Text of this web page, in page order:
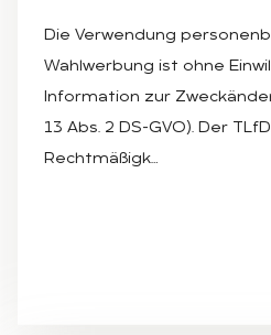
Die Verwendung
Wahlwerbung ist ohne
Information zur
13 Abs. 2 DS-GVO). Der
Rechtmäßigk…